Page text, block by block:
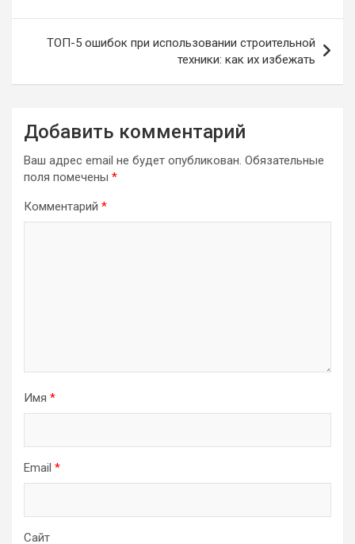
записям
ТОП-5 ошибок при использовании строительной
техники: как их избежать
Добавить комментарий
Ваш адрес email не будет опубликован. Обязательные
поля помечены *
Комментарий *
Имя *
Email *
Сайт